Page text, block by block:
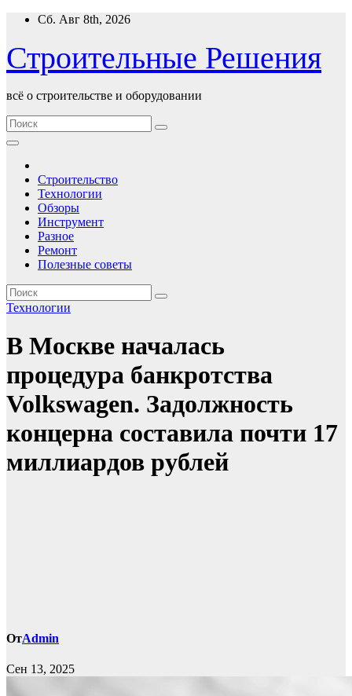
Перейти
содержимому
Сб. Авг 8th, 2026
Строительные Решения
всё о строительстве и оборудовании
Строительство
Технологии
Обзоры
Инструмент
Разное
Ремонт
Полезные советы
Технологии
В Москве началась
процедура банкротства
Volkswagen. Задолжность
концерна составила почти 17
миллиардов рублей
ОтAdmin
Сен 13, 2025